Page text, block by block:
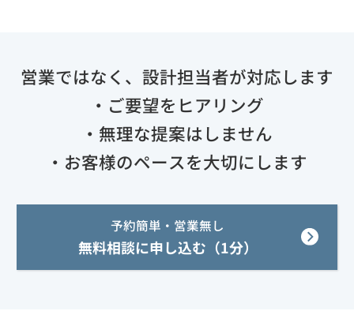
営業ではなく、設計担当者が対応します
・ご要望をヒアリング
・無理な提案はしません
・お客様のペースを大切にします
予約簡単・営業無し
無料相談に申し込む（1分）